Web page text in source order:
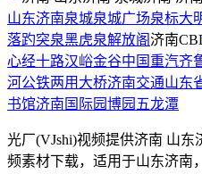
山东济南泉城泉城广场泉标大
落趵突泉黑虎泉解放阁济南
心经十路汉峪金谷中国重汽齐
河公铁两用大桥济南交通山东
书馆济南国际园博园 五龙潭
光厂(VJshi)视频提供济南 山东
频素材 下载，适用于山东济南